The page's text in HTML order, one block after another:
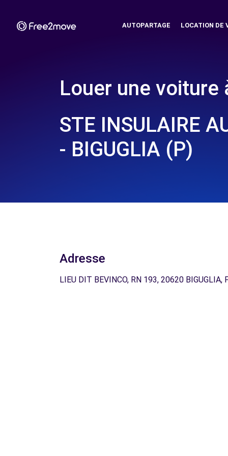
AUTOPARTAGE LOCATION DE
Louer une voiture
STE INSULAIRE
- BIGUGLIA (P)
Adresse
LIEU DIT BEVINCO, RN 193, 20620 BIGUGLIA,